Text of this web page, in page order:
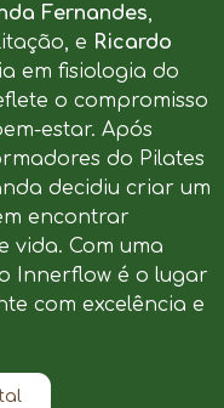
Fernandes,
e Ricardo
em fisiologia do
o compromisso
estar. Após
do Pilates
decidiu criar um
encontrar
vida. Com uma
Innerflow é o lugar
com excelência e